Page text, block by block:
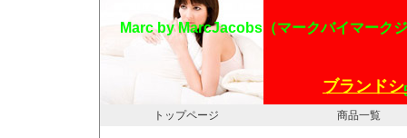
Marc by MarcJacobs（マークバイマーク
ブランド
トップページ 商品一覧